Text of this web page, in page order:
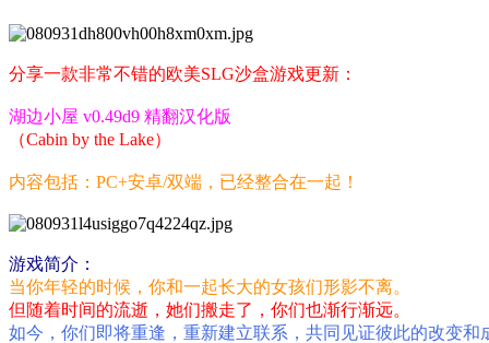
分享一款非常不错的欧美SLG沙盒游戏更新：
湖边小屋 v0.49d9 精翻汉化版
（Cabin by the Lake）
内容包括：PC+安卓/双端，已经整合在一起！
游戏简介：
当你年轻的时候，你和一起长大的女孩们形影不离。
但随着时间的流逝，她们搬走了，你们也渐行渐远。
如今，你们即将重逢，重新建立联系，共同见证彼此的改变和